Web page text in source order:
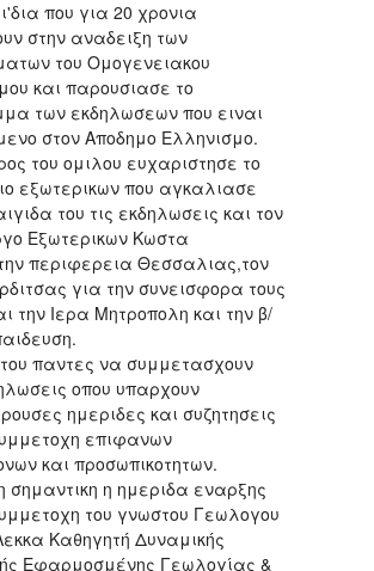
που για 20 χρονια
στην αναδειξη των
του Ομογενειακου
και παρουσιασε το
των εκδηλωσεων που ειναι
στον Αποδημο Ελληνισμο.
του ομιλου ευχαριστησε το
εξωτερικων που αγκαλιασε
του τις εκδηλωσεις και τον
Εξωτερικων Κωστα
περιφερεια Θεσσαλιας,τον
για την συνεισφορα τους
την Ιερα Μητροπολη και την β/
παντες να συμμετασχουν
οπου υπαρχουν
ημεριδες και συζητησεις
επιφανων
και προσωπικοτητων.
σημαντικη η ημεριδα εναρξης
του γνωστου Γεωλογου
Καθηγητή Δυναμικής
Εφαρμοσμένης Γεωλογίας &